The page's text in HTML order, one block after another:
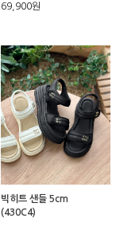
69,900원
빅히트 샌들 5cm
(430C4)